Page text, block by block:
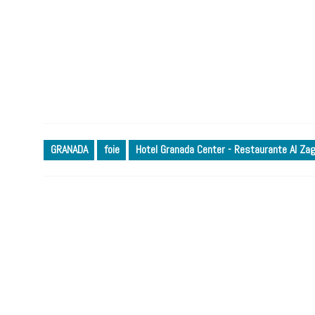
GRANADA foie Hotel Granada Center - Restaurante Al